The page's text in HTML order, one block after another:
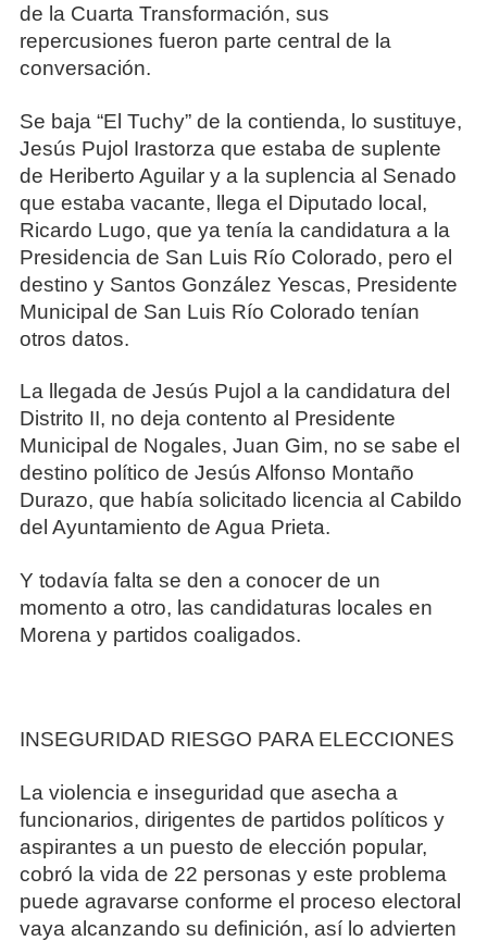
de la Cuarta Transformación, sus
repercusiones fueron parte central de la
conversación.
Se baja “El Tuchy” de la contienda, lo sustituye,
Jesús Pujol Irastorza que estaba de suplente
de Heriberto Aguilar y a la suplencia al Senado
que estaba vacante, llega el Diputado local,
Ricardo Lugo, que ya tenía la candidatura a la
Presidencia de San Luis Río Colorado, pero el
destino y Santos González Yescas, Presidente
Municipal de San Luis Río Colorado tenían
otros datos.
La llegada de Jesús Pujol a la candidatura del
Distrito II, no deja contento al Presidente
Municipal de Nogales, Juan Gim, no se sabe el
destino político de Jesús Alfonso Montaño
Durazo, que había solicitado licencia al Cabildo
del Ayuntamiento de Agua Prieta.
Y todavía falta se den a conocer de un
momento a otro, las candidaturas locales en
Morena y partidos coaligados.
INSEGURIDAD RIESGO PARA ELECCIONES
La violencia e inseguridad que asecha a
funcionarios, dirigentes de partidos políticos y
aspirantes a un puesto de elección popular,
cobró la vida de 22 personas y este problema
puede agravarse conforme el proceso electoral
vaya alcanzando su definición, así lo advierten